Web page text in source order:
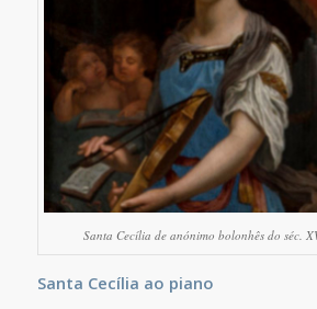
Santa Cecília de anónimo bolonhês do séc.
Santa Cecília ao piano